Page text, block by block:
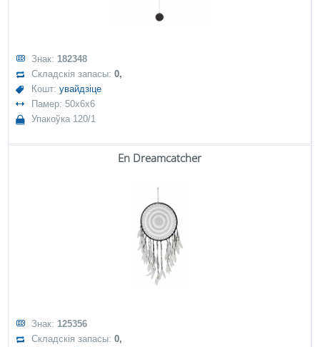
Знак: 182348
Складскія запасы:0,
Кошт:увайдзіце
Памер: 50x6x6
Упакоўка 120/1
En Dreamcatcher
Знак: 125356
Складскія запасы:0,